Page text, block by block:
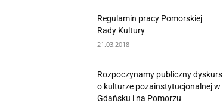
Regulamin pracy Pomorskiej
Rady Kultury
21.03.2018
Rozpoczynamy publiczny dyskurs
o kulturze pozainstytucjonalnej w
Gdańsku i na Pomorzu